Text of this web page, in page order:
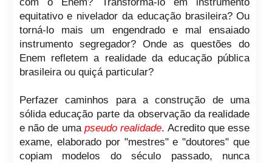
equitativo e nivelador da educação brasileira? Ou
torná-lo mais um engendrado e mal ensaiado
instrumento segregador? Onde as questões do
Enem refletem a realidade da educação pública
brasileira ou quiçá particular?
Perfazer caminhos para a construção de uma
sólida educação parte da observação da realidade
e não de umapseudo realidade. Acredito que esse
exame, elaborado por "mestres" e "doutores" que
copiam modelos do século passado, nunca